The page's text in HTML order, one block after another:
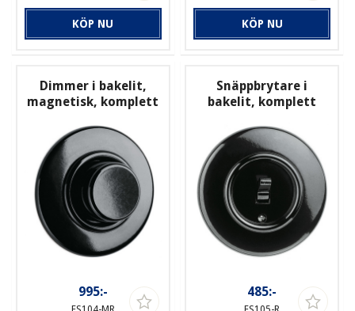
KÖP NU KÖP NU
Dimmer i bakelit,
magnetisk, komplett
995:-
Snäppbrytare i
bakelit, komplett
485:-